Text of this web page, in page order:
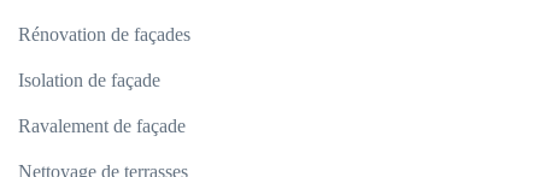
Rénovation de façades
Isolation de façade
Ravalement de façade
Nettoyage de terrasses